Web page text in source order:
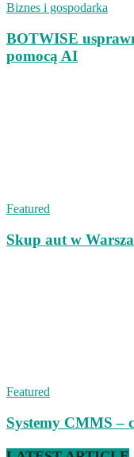
Biznes i gospodarka
BOTWISE
pomocą AI
Featured
Skup aut w
Featured
Systemy CMMS –